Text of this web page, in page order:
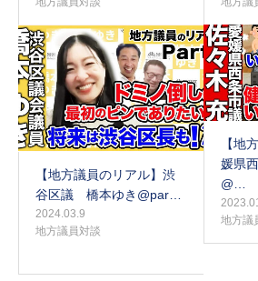
【地方議員のリアル】渋
谷区議 橋本ゆき@par…
2024.03.9
地方議員対談
【地
媛県
@…
地方議